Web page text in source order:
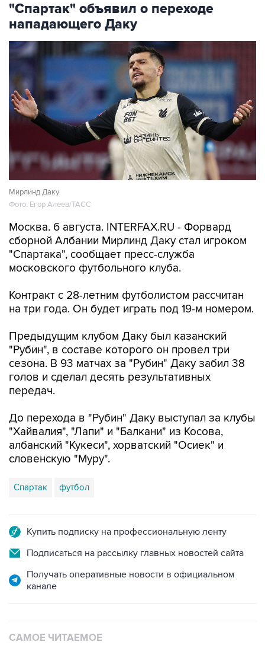
"Спартак" объявил о переходе
нападающего Даку
Мирлинд Даку
Фото: Егор Алеев/ТАСС
Москва. 6 августа. INTERFAX.RU - Форвард
сборной Албании Мирлинд Даку стал игроком
"Спартака", сообщает пресс-служба
московского футбольного клуба.
Контракт с 28-летним футболистом рассчитан
на три года. Он будет играть под 19-м номером.
Предыдущим клубом Даку был казанский
"Рубин", в составе которого он провел три
сезона. В 93 матчах за "Рубин" Даку забил 38
голов и сделал десять результативных
передач.
До перехода в "Рубин" Даку выступал за клубы
"Хайвалия", "Лапи" и "Балкани" из Косова,
албанский "Кукеси", хорватский "Осиек" и
словенскую "Муру".
Спартак футбол
Купить подписку на профессиональную ленту
Подписаться на рассылку главных новостей сайта
Получать оперативные новости в официальном
канале
САМОЕ ЧИТАЕМОЕ